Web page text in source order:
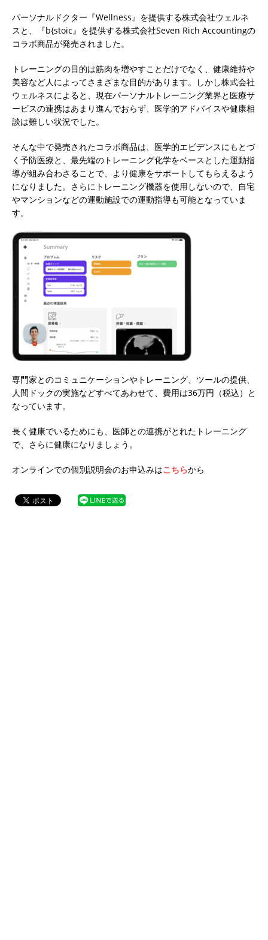
パーソナルドクター『Wellness』を提供する株式会社ウェルネ
スと、『b{stoic』を提供する株式会社Seven Rich Accountingの
コラボ商品が発売されました。
トレーニングの目的は筋肉を増やすことだけでなく、健康維持や
美容など人によってさまざまな目的があります。しかし株式会社
ウェルネスによると、現在パーソナルトレーニング業界と医療サ
ービスの連携はあまり進んでおらず、医学的アドバイスや健康相
談は難しい状況でした。
そんな中で発売されたコラボ商品は、医学的エビデンスにもとづ
く予防医療と、最先端のトレーニング化学をベースとした運動指
導が組み合わさることで、より健康をサポートしてもらえるよう
になりました。さらにトレーニング機器を使用しないので、自宅
やマンションなどの運動施設での運動指導も可能となっていま
す。
専門家とのコミュニケーションやトレーニング、ツールの提供、
人間ドックの実施などすべてあわせて、費用は36万円（税込）と
なっています。
長く健康でいるためにも、医師との連携がとれたトレーニング
で、さらに健康になりましょう。
オンラインでの個別説明会のお申込みはこちらから